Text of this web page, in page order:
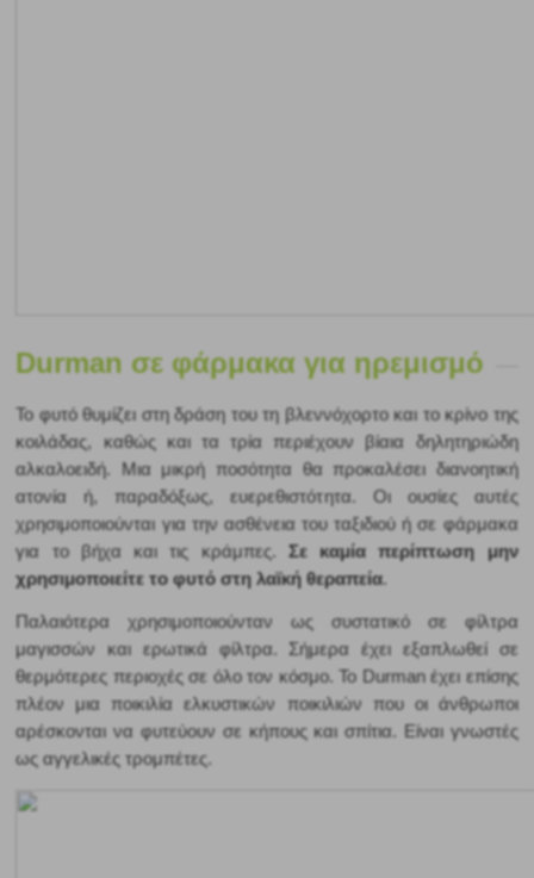
Durman σε φάρμακα για ηρεμισμό
Το φυτό θυμίζει στη δράση του τη βλεννόχορτο και το κρίνο της
κοιλάδας, καθώς και τα τρία περιέχουν βίαια δηλητηριώδη
αλκαλοειδή. Μια μικρή ποσότητα θα προκαλέσει διανοητική
ατονία ή, παραδόξως, ευερεθιστότητα. Οι ουσίες αυτές
χρησιμοποιούνται για την ασθένεια του ταξιδιού ή σε φάρμακα
για το βήχα και τις κράμπες. Σε καμία περίπτωση μην
χρησιμοποιείτε το φυτό στη λαϊκή θεραπεία.
Παλαιότερα χρησιμοποιούνταν ως συστατικό σε φίλτρα
μαγισσών και ερωτικά φίλτρα. Σήμερα έχει εξαπλωθεί σε
θερμότερες περιοχές σε όλο τον κόσμο. Το Durman έχει επίσης
πλέον μια ποικιλία ελκυστικών ποικιλιών που οι άνθρωποι
αρέσκονται να φυτεύουν σε κήπους και σπίτια. Είναι γνωστές
ως αγγελικές τρομπέτες.